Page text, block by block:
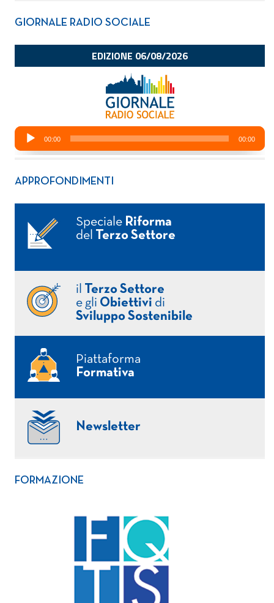
GIORNALE RADIO SOCIALE
APPROFONDIMENTI
Speciale Riforma
del
Terzo Settore
il
Terzo Settore
e gli Obiettivi di
Sviluppo Sostenibile
Piattaforma
Formativa
Newsletter
FORMAZIONE